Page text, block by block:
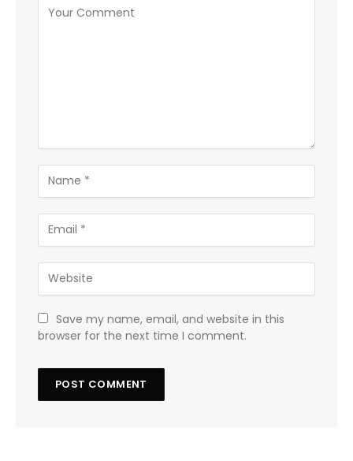
Save my name, email, and website in this
browser for the next time I comment.